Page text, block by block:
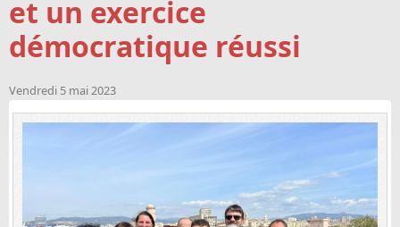
et un exercice
démocratique réussi
Vendredi 5 mai 2023